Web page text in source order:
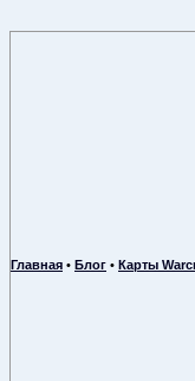
Главная • Блог • Карты